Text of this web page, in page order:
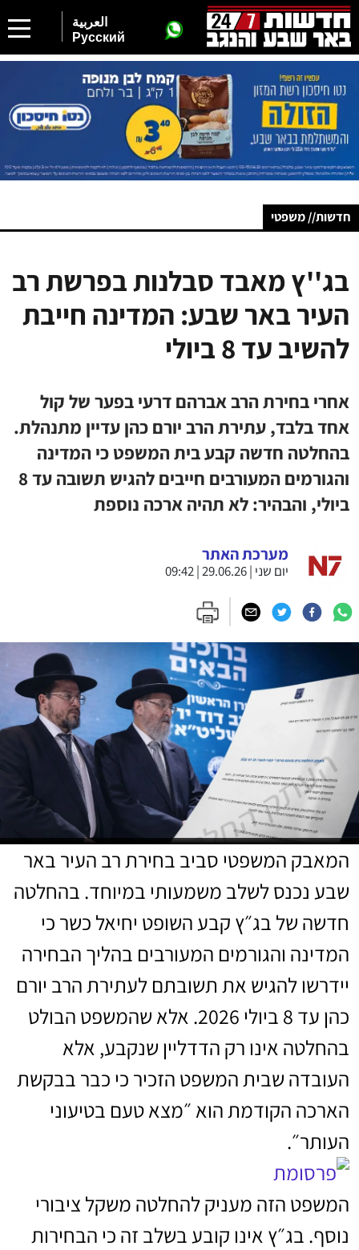
العربية
Русский
חדשות// משפטי
בג''ץ מאבד סבלנות בפרשת רב
העיר באר שבע: המדינה חייבת
להשיב עד 8 ביולי
אחרי בחירת הרב אברהם דרעי בפער של קול
אחד בלבד, עתירת הרב יורם כהן עדיין מתנהלת.
בהחלטה חדשה קבע בית המשפט כי המדינה
והגורמים המעורבים חייבים להגיש תשובה עד 8
ביולי, והבהיר: לא תהיה ארכה נוספת
מערכת האתר
יום שני | 29.06.26 | 09:42
המאבק המשפטי סביב בחירת רב העיר באר
שבע נכנס לשלב משמעותי במיוחד. בהחלטה
חדשה של בג״ץ קבע השופט יחיאל כשר כי
המדינה והגורמים המעורבים בהליך הבחירה
יידרשו להגיש את תשובתם לעתירת הרב יורם
כהן עד 8 ביולי 2026. אלא שהמשפט הבולט
בהחלטה אינו רק הדדליין שנקבע, אלא
העובדה שבית המשפט הזכיר כי כבר בבקשת
הארכה הקודמת הוא ״מצא טעם בטיעוני
העותר״.
המשפט הזה מעניק להחלטה משקל ציבורי
נוסף. בג״ץ אינו קובע בשלב זה כי הבחירות